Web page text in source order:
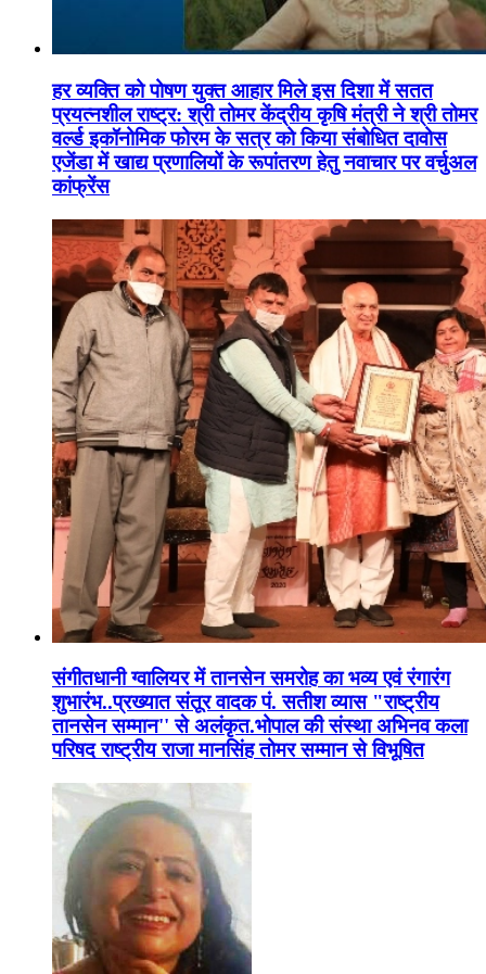
हर व्यक्ति को पोषण युक्त आहार मिले इस दिशा में सतत
प्रयत्नशील राष्ट्र: श्री तोमर केंद्रीय कृषि मंत्री ने श्री तोमर
वर्ल्ड इकॉनोमिक फोरम के सत्र को किया संबोधित दावोस
एजेंडा में खाद्य प्रणालियों के रूपांतरण हेतु नवाचार पर वर्चुअल
कांफ्रेंस
संगीतधानी ग्वालियर में तानसेन समरोह का भव्य एवं रंगारंग
शुभारंभ..प्रख्यात संतूर वादक पं. सतीश व्यास "राष्ट्रीय
तानसेन सम्मान'' से अलंकृत.भोपाल की संस्था अभिनव कला
परिषद राष्ट्रीय राजा मानसिंह तोमर सम्मान से विभूषित